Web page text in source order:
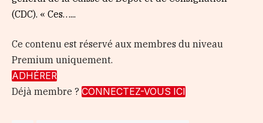
(CDC). « Ces…...
Ce contenu est réservé aux membres du niveau
Premium uniquement.
ADHÉRER
Déjà membre ? CONNECTEZ-VOUS ICI